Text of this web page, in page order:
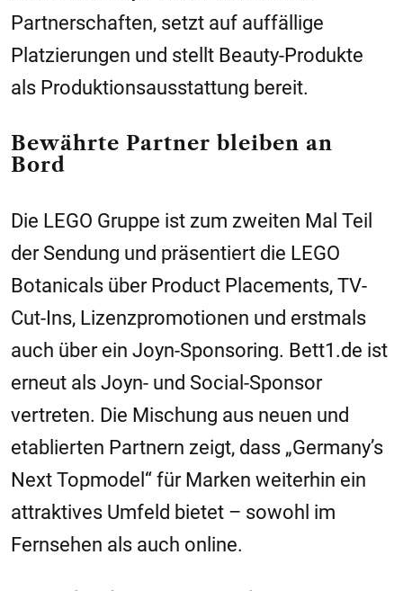
Partnerschaften, setzt auf auffällige
Platzierungen und stellt Beauty-Produkte
als Produktionsausstattung bereit.
Bewährte Partner bleiben an
Bord
Die LEGO Gruppe ist zum zweiten Mal Teil
der Sendung und präsentiert die LEGO
Botanicals über Product Placements, TV-
Cut-Ins, Lizenzpromotionen und erstmals
auch über ein Joyn-Sponsoring. Bett1.de ist
erneut als Joyn- und Social-Sponsor
vertreten. Die Mischung aus neuen und
etablierten Partnern zeigt, dass „Germany’s
Next Topmodel“ für Marken weiterhin ein
attraktives Umfeld bietet – sowohl im
Fernsehen als auch online.